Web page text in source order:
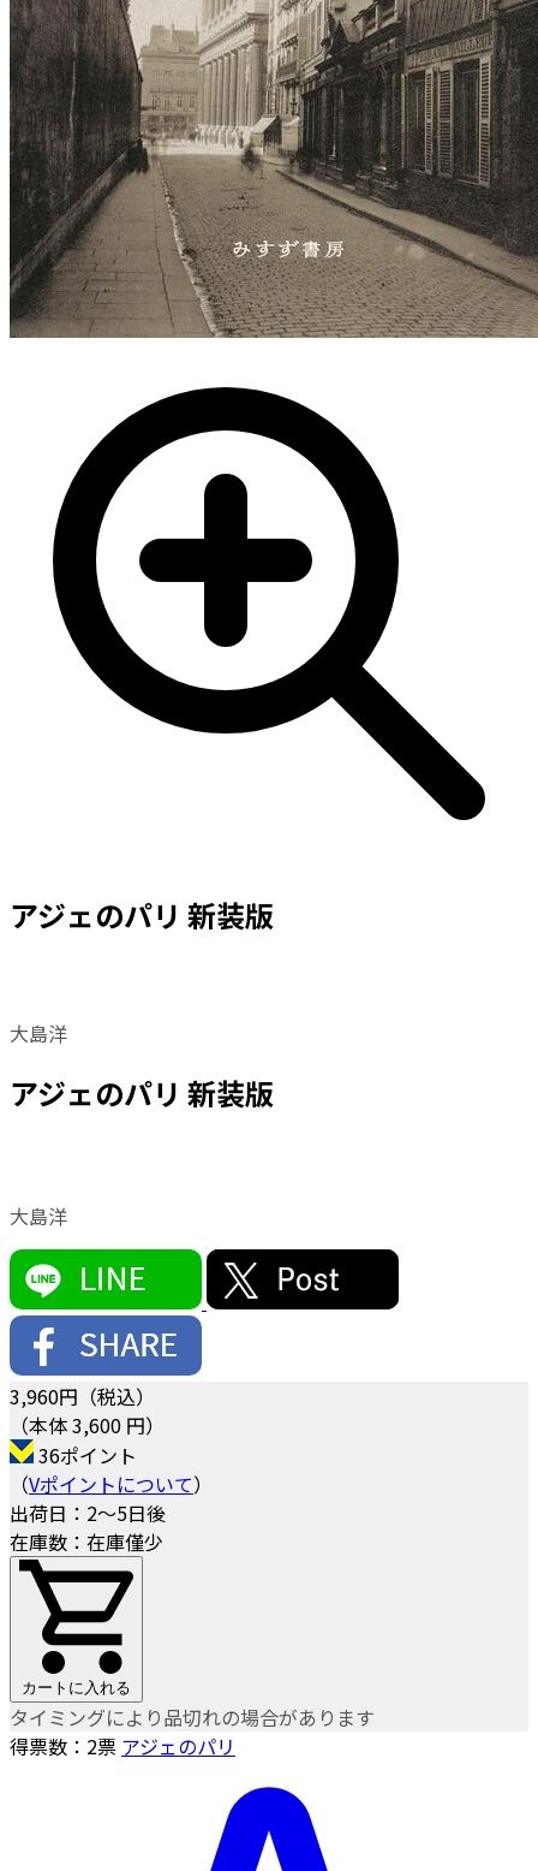
アジェのパリ 新装版
大島洋
アジェのパリ 新装版
大島洋
3,960円（税込）
（本体 3,600 円）
36ポイント
（Vポイントについて）
出荷日：2～5日後
在庫数：在庫僅少
カートに入れる
タイミングにより品切れの場合があります
得票数： 2票 アジェのパリ